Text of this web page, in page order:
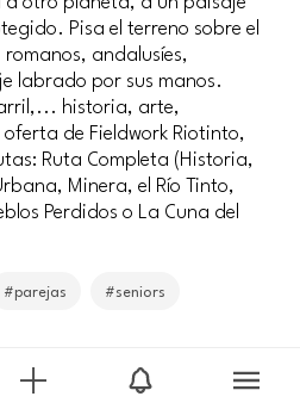
Pisa el terreno sobre el
andalusíes,
labrado por sus manos.
historia, arte,
de Fieldwork Riotinto,
Ruta Completa (Historia,
Minera, el Río Tinto,
Perdidos o La Cuna del
#parejas #seniors